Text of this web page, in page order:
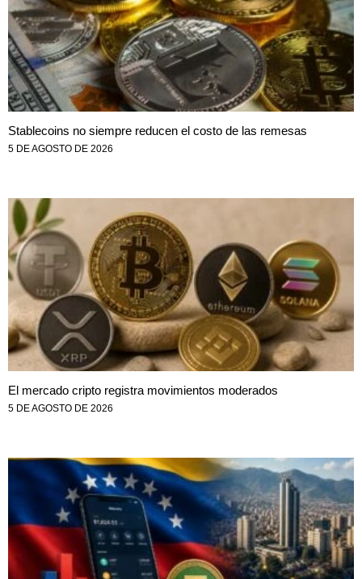
Stablecoins no siempre reducen el costo de las remesas
5 DE AGOSTO DE 2026
El mercado cripto registra movimientos moderados
5 DE AGOSTO DE 2026